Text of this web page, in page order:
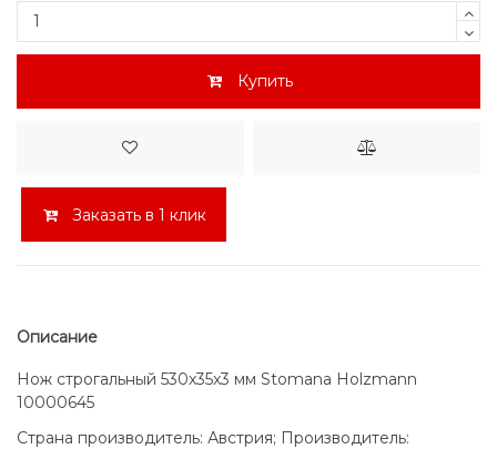
Купить
Заказать в 1 клик
Описание
Нож строгальный 530x35x3 мм Stomana Holzmann
10000645
Страна производитель: Австрия; Производитель: